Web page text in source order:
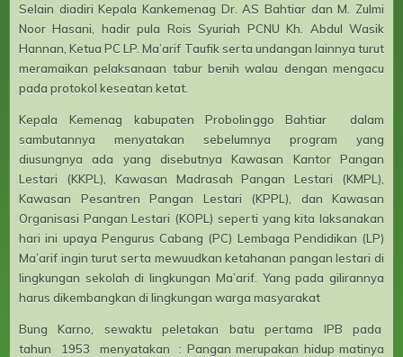
Selain diadiri Kepala Kankemenag Dr. AS Bahtiar dan M. Zulmi
Noor Hasani, hadir pula Rois Syuriah PCNU Kh. Abdul Wasik
Hannan, Ketua PC LP. Ma’arif Taufik serta undangan lainnya turut
meramaikan pelaksanaan tabur benih walau dengan mengacu
pada protokol keseatan ketat.
Kepala Kemenag kabupaten Probolinggo Bahtiar dalam
sambutannya menyatakan sebelumnya program yang
diusungnya ada yang disebutnya Kawasan Kantor Pangan
Lestari (KKPL), Kawasan Madrasah Pangan Lestari (KMPL),
Kawasan Pesantren Pangan Lestari (KPPL), dan Kawasan
Organisasi Pangan Lestari (KOPL) seperti yang kita laksanakan
hari ini upaya Pengurus Cabang (PC) Lembaga Pendidikan (LP)
Ma’arif ingin turut serta mewuudkan ketahanan pangan lestari di
lingkungan sekolah di lingkungan Ma’arif. Yang pada gilirannya
harus dikembangkan di lingkungan warga masyarakat
Bung Karno, sewaktu peletakan batu pertama IPB pada
tahun 1953 menyatakan : Pangan merupakan hidup matinya